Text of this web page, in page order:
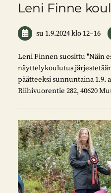
Leni Finne
su 1.9.2024klo 12–16
Leni Finnen suosittu "Näin
näyttelykoulutus
päätteeksi sunnuntaina 1.9.
Riihivuorentie 282, 40620